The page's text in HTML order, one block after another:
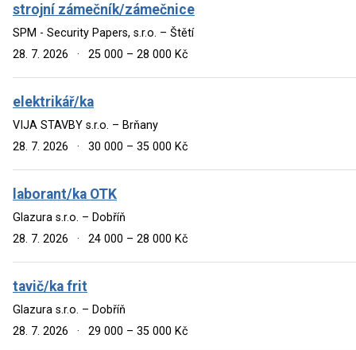
strojní zámečník/zámečnice
SPM - Security Papers, s.r.o. – Štětí
28. 7. 2026
· 25 000 – 28 000 Kč
elektrikář/ka
VIJA STAVBY s.r.o. – Brňany
28. 7. 2026
· 30 000 – 35 000 Kč
laborant/ka OTK
Glazura s.r.o. – Dobříň
28. 7. 2026
· 24 000 – 28 000 Kč
tavič/ka frit
Glazura s.r.o. – Dobříň
28. 7. 2026
· 29 000 – 35 000 Kč